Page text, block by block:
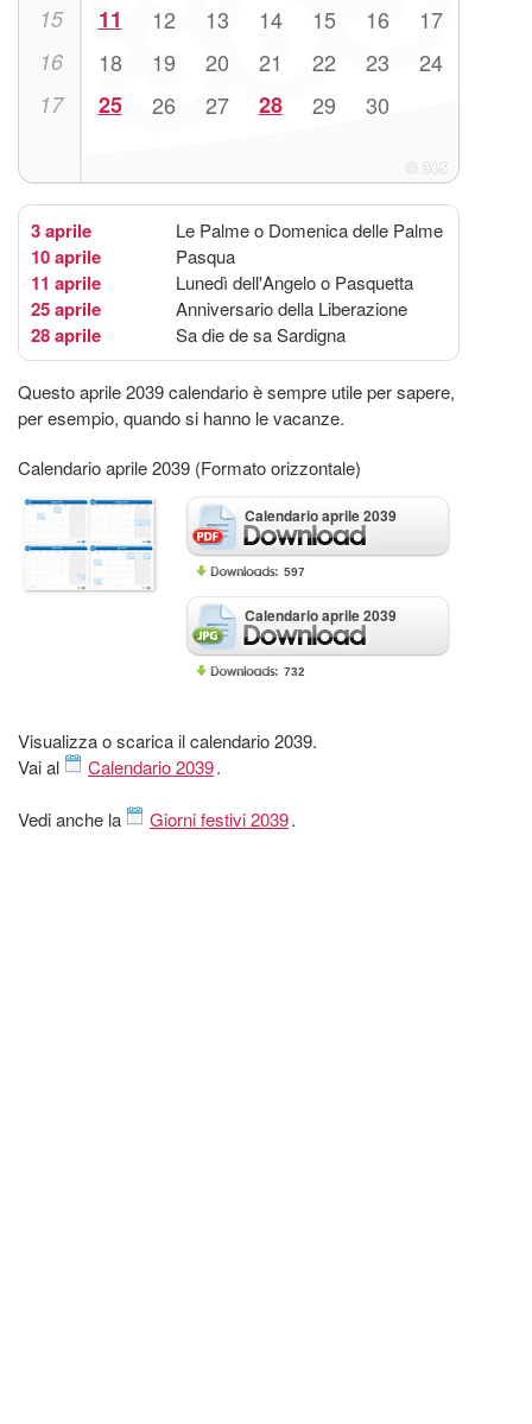
15 11 12 13 14 15 16 17
16 18 19 20 21 22 23 24
17 25 26 27 28 29 30
3 aprile Le Palme o Domenica delle Palme
10 aprile Pasqua
11 aprile Lunedì dell'Angelo o Pasquetta
25 aprile Anniversario della Liberazione
28 aprile Sa die de sa Sardigna
Questo aprile 2039 calendario è sempre utile per sapere,
per esempio, quando si hanno le vacanze.
Calendario aprile 2039 (Formato orizzontale)
Calendario aprile 2039
597
Calendario aprile 2039
732
Visualizza o scarica il calendario 2039.
Vai al
Calendario 2039.
Vedi anche la Giorni festivi 2039.